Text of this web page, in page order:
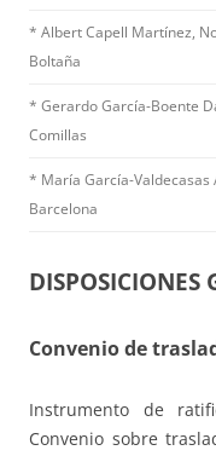
* Albert Capell Martínez,
Boltaña
* Gerardo García-Boente
Comillas
* María García-
Barcelona
DISPOSICIONES
Convenio de
Instrumento de
Convenio sobre